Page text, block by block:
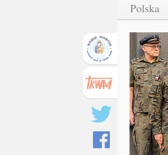
Polska